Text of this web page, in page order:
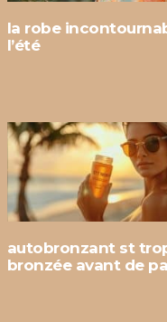
la robe
l’été
autobronzant st
bronzée avant de